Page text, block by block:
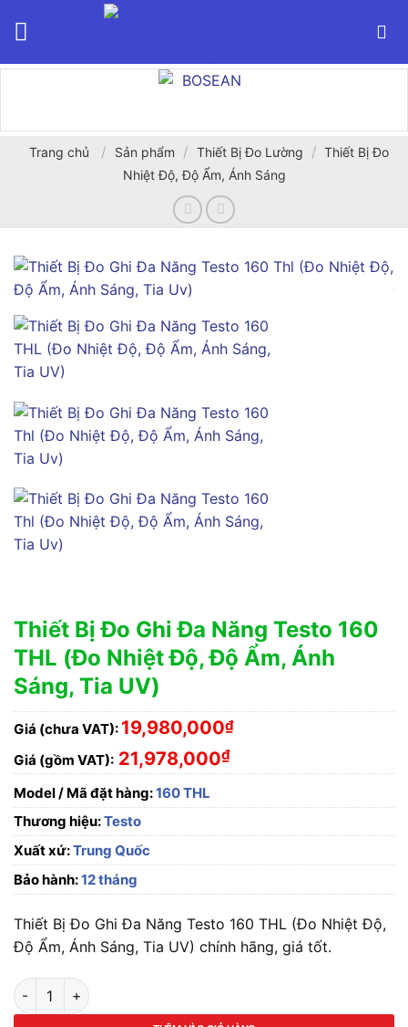
Trang chủ / Sản phẩm / Thiết Bị Đo Lường / Thiết Bị Đo
Nhiệt Độ, Độ Ẩm, Ánh Sáng
Thiết Bị Đo Ghi Đa Năng Testo 160
THL (Đo Nhiệt Độ, Độ Ẩm, Ánh
Sáng, Tia UV)
Giá (chưa VAT): 19,980,000₫
Giá (gồm VAT): 21,978,000₫
Model / Mã đặt hàng:160 THL
Thương hiệu:Testo
Xuất xứ:Trung Quốc
Bảo hành:12 tháng
Thiết Bị Đo Ghi Đa Năng Testo 160 THL (Đo Nhiệt Độ,
Độ Ẩm, Ánh Sáng, Tia UV) chính hãng, giá tốt.
Thiết Bị Đo Ghi Đa Năng Testo 160 THL (Đo Nhiệt Độ, Độ Ẩm,